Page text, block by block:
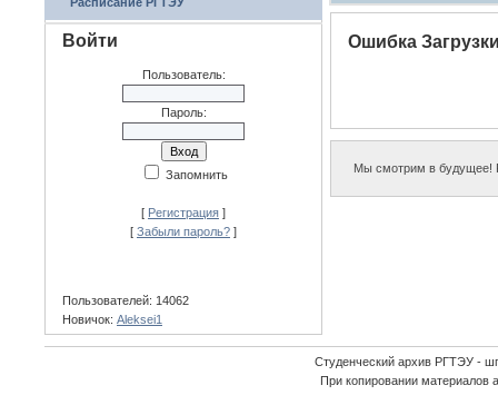
Войти
Пользователь:
Пароль:
Запомнить
[ Регистрация ]
[ Забыли пароль? ]
Пользователей: 14062
Новичок: Aleksei1
Ошибка
Мы смотрим в будущее!
Студенческий архив РГТЭУ -
При копировании материалов